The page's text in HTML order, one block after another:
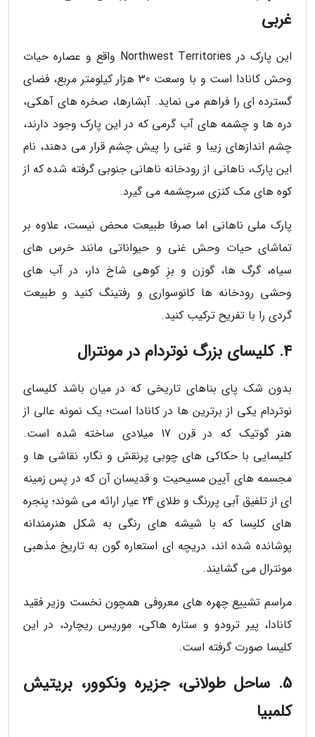
غربی
این پارک در Northwest Territories واقع و عصاره حیات
وحش کانادا است و با وسعت 30 هزار کیلومتر مربع، فضای
گسترده ای را فراهم می نماید. آبشارها، صخره های آهکی،
دره ها و چشمه های آب گرمی که در این پارک وجود دارند،
چشم اندازهای زیبا و غنی را پیش چشم قرار می دهند، نام
این پارک، ناهانی از رودخانه ناهانی جنوبی گرفته شده که از
کوه های مک کنزی سرچشمه می گیرد.
پارک ملی ناهانی اما صرفا طبیعت محض نیست، علاوه بر
تماشای حیات وحش غنی و حیواناتی مانند خرس های
سیاه، گرگ ها، گوزن و بزِ کوهی شاخ دار، در آب های
وحشی رودخانه ها کانوسواری و رفتینگ کنید و طبیعت
گردی را با تفریح ترکیب کنید.
4. کلیسای بزرگ نوتردام در مونترال
بدون شک پای بناهای تاریخی که در میان باشد کلیسای
نوتردام یکی از برترین ها در کانادا است؛ یک نمونه عالی از
هنر گوتیک که در قرن 17 میلادی ساخته شده است.
کلیسایی با حکاکی های چوبی پرنقش و نگار، نقاشی ها و
مجسمه های آیین مسیحیت و قدیسان آن که در پس زمینه
ای از تلفیق آبی پررنگ و طلای 24 عیار ارائه می شوند؛ پنجره
های کلیسا که با شیشه های رنگی به شکل هنرمندانه
پوشانده شده اند، دریچه ای استعاره گون به تاریخ مذهبی
مونترال می گشایند.
مراسم تشییع چهره های معروفی همچون نخست وزیر فقید
کانادا، پیر ترودو و ستاره هاکی، موریس ریچارد، در این
کلیسا صورت گرفته است.
5. ساحل طولانی، جزیره ونکوور، بریتیش
کلمبیا